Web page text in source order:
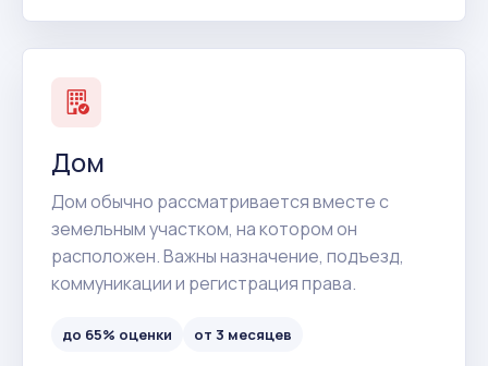
Дом
Дом обычно рассматривается вместе с
земельным участком, на котором он
расположен. Важны назначение, подъезд,
коммуникации и регистрация права.
до 65% оценки от 3 месяцев